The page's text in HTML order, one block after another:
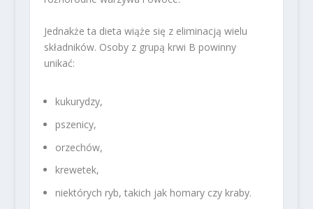
Jednakże ta dieta wiąże się z eliminacją wielu
składników. Osoby z grupą krwi B powinny
unikać:
kukurydzy,
pszenicy,
orzechów,
krewetek,
niektórych ryb, takich jak homary czy kraby.